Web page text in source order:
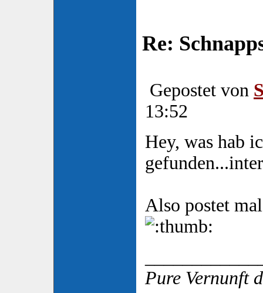
Re:
Gepostet von
13:52
Hey, was hab
Also postet
Pure Vernunft